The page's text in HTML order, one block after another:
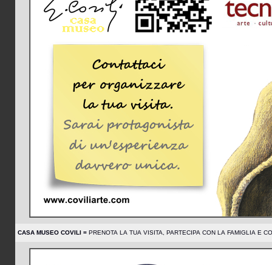
CASA MUSEO COVILI = PRENOTA LA TUA VISITA, PARTECIPA CON LA FAMIGLIA E